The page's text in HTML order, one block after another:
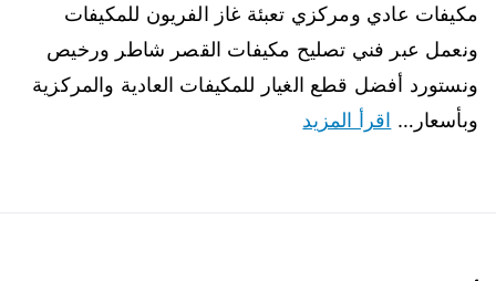
مكيفات عادي ومركزي تعبئة غاز الفريون للمكيفات
ونعمل عبر فني تصليح مكيفات القصر شاطر ورخيص
ونستورد أفضل قطع الغيار للمكيفات العادية والمركزية
وبأسعار… اقرأ المزيد